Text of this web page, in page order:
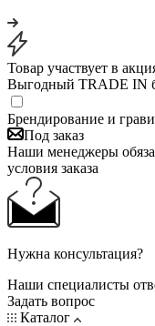
Товар участвует в
Выгодный TRADE IN
Брендирование и
Под заказ
Наши менеджеры
условия заказа
Нужна консультация?
Наши специалисты
Задать вопрос
Каталог